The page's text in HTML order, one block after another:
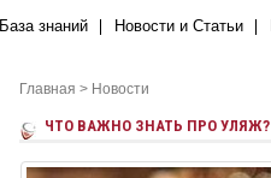
База знаний Новости и Статьи
Главная > Новости
ЧТО ВАЖНО ЗНАТЬ ПРО УЛЯЖ?